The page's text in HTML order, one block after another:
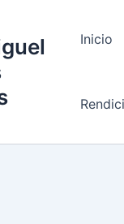
Inicio